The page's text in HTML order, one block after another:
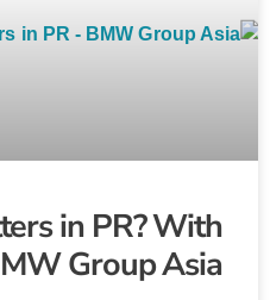
in PR? With
Group Asia